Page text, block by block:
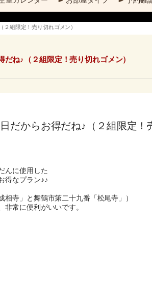
組限定！売り切れゴメン）
ね♪（２組限定！売り切れゴメン）
だからお得だね♪（２組限定！
んに使用した
得なプラン♪♪
寺」と舞鶴市第二十九番「松尾寺」）
常に便利がいいです。